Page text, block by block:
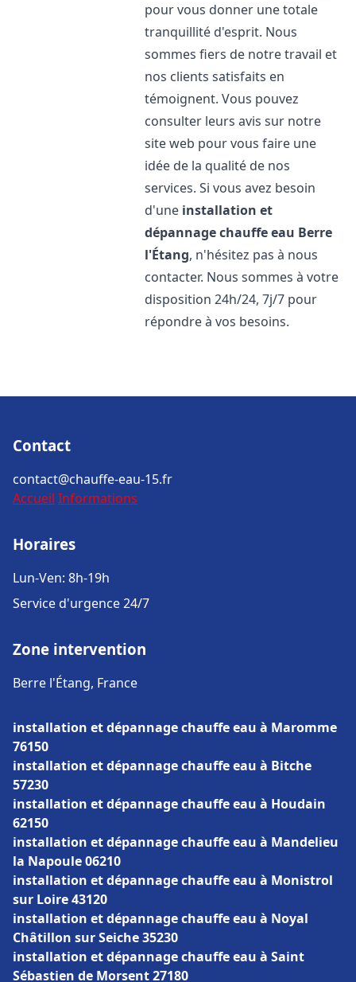
pour vous donner une totale
tranquillité d'esprit. Nous
sommes fiers de notre travail et
nos clients satisfaits en
témoignent. Vous pouvez
consulter leurs avis sur notre
site web pour vous faire une
idée de la qualité de nos
services. Si vous avez besoin
d'une installation et
dépannage chauffe eau Berre
l'Étang, n'hésitez pas à nous
contacter. Nous sommes à votre
disposition 24h/24, 7j/7 pour
répondre à vos besoins.
Contact
contact@chauffe-eau-15.fr
Accueil Informations
Horaires
Lun-Ven: 8h-19h
Service d'urgence 24/7
Zone intervention
Berre l'Étang, France
installation et dépannage chauffe eau à Maromme
76150
installation et dépannage chauffe eau à Bitche
57230
installation et dépannage chauffe eau à Houdain
62150
installation et dépannage chauffe eau à Mandelieu
la Napoule 06210
installation et dépannage chauffe eau à Monistrol
sur Loire 43120
installation et dépannage chauffe eau à Noyal
Châtillon sur Seiche 35230
installation et dépannage chauffe eau à Saint
Sébastien de Morsent 27180